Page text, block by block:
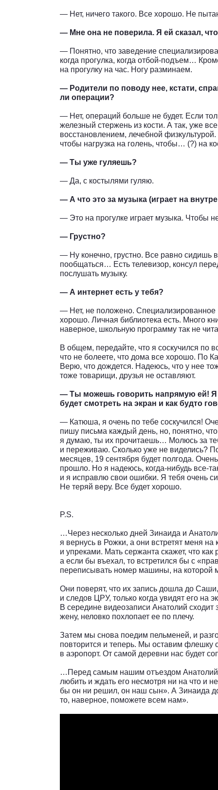
— Нет, ничего такого. Все хорошо. Не
— Мне она не поверила. Я ей сказал,
— Понятно, что заведение
когда прогулка, когда отбой-подъем…
на прогулку на час. Ногу разминаем.
— Родители по поводу нее, кстати,
ли операции?
— Нет, операций больше не будет. Если
железный стержень из кости. А так, уже
восстановлением, лечебной
чтобы нагрузка на голень, чтобы… (?) на
— Ты уже гуляешь?
— Да, с костылями гуляю.
— А что это за музыка (играет на
— Это на прогулке играет музыка. Чтобы
— Грустно?
— Ну конечно, грустно. Все равно сидишь
пообщаться… Есть телевизор, консул
послушать музыку.
— А интернет есть у тебя?
— Нет, не положено. Специализированное
хорошо. Личная библиотека есть. Много
наверное, школьную программу так не
В общем, передайте, что я соскучился по
что не болеете, что дома все хорошо. По
Верю, что дождется. Надеюсь, что у нее
тоже товарищи, друзья не оставляют.
— Ты можешь говорить напрямую ей! Я
будет смотреть на экран и как будто
— Катюша, я очень по тебе соскучился!
пишу письма каждый день, но, понятно,
я думаю, ты их прочитаешь… Молюсь за
и переживаю. Сколько уже не виделись?
месяцев, 19 сентября будет полгода.
прошло. Но я надеюсь, когда-нибудь все-
и я исправлю свои ошибки. Я тебя очень
Не теряй веру. Все будет хорошо.
P.S.
…Через несколько дней Зинаида и
я вернусь в Рожки, а они встретят меня
и упреками. Мать сержанта скажет, что
а если бы въехал, то встретился бы с
переписывать номер машины, на которой
Они поверят, что их запись дошла до
и следов ЦРУ, только когда увидят его на
В середине видеозаписи Анатолий
жену, неловко похлопает ее по плечу.
Затем мы снова поедим пельменей, и
повторится и теперь. Мы оставим флешку
в аэропорт. От самой деревни нас будет
…Перед самым нашим отъездом Анатолий
любить и ждать его несмотря ни на что и
бы он ни решил, он наш сын». А Зинаида
то, наверное, поможете всем нам».